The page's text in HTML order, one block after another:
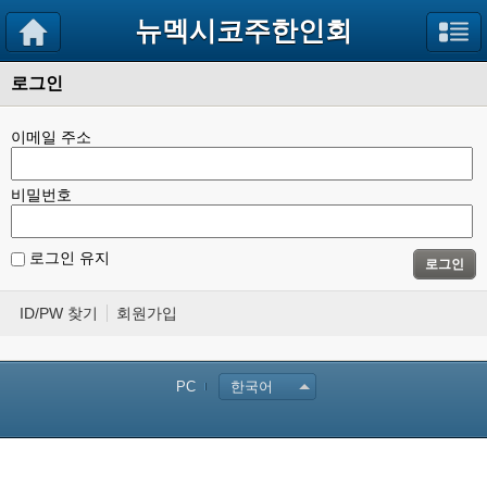
뉴멕시코주한인회
로그인
이메일 주소
비밀번호
로그인 유지 로그인
ID/PW 찾기 회원가입
PC 한국어